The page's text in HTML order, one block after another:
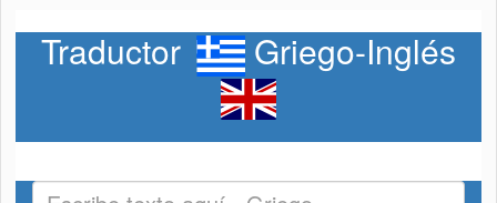
Traductor Griego-Inglés